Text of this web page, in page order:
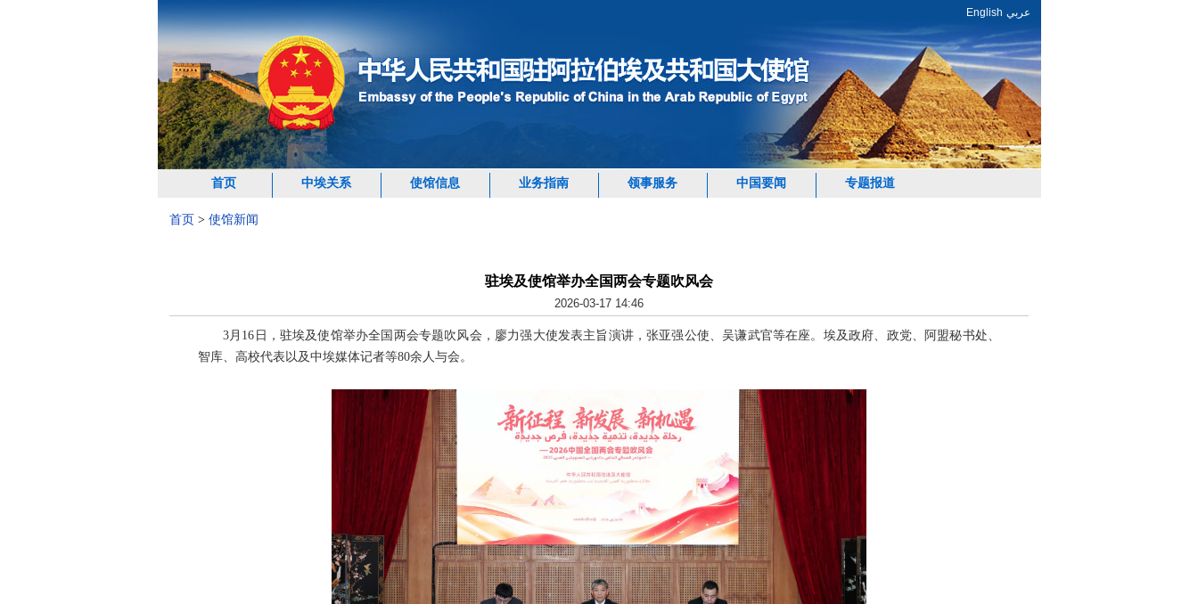
English عربي
首页 中埃关系 使馆信息 业务指南 领事服务 中国要闻 专题报道
首页 > 使馆新闻
驻埃及使馆举办全国两会专题吹风会
2026-03-17 14:46
3月16日，驻埃及使馆举办全国两会专题吹风会，廖力强大使发表主旨演讲，张亚强公使、吴谦武官等在座。埃及政府、政党、阿盟秘书处、
智库、高校代表以及中埃媒体记者等80余人与会。